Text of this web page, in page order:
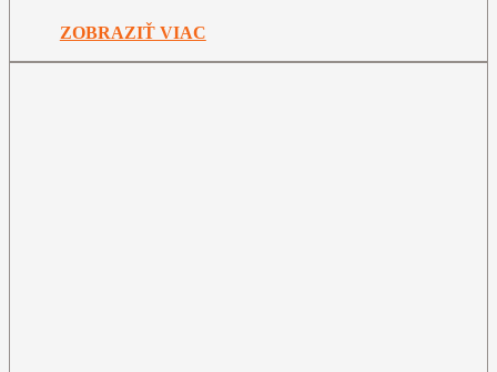
ZOBRAZIŤ VIAC